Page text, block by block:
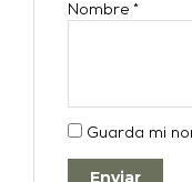
Nombre*
Guarda mi